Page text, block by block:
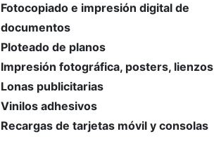
Fotocopiado e impresión digital de
documentos
Ploteado de planos
Impresión fotográfica, posters, lienzos
Lonas publicitarias
Vinilos adhesivos
Recargas de tarjetas móvil y consolas